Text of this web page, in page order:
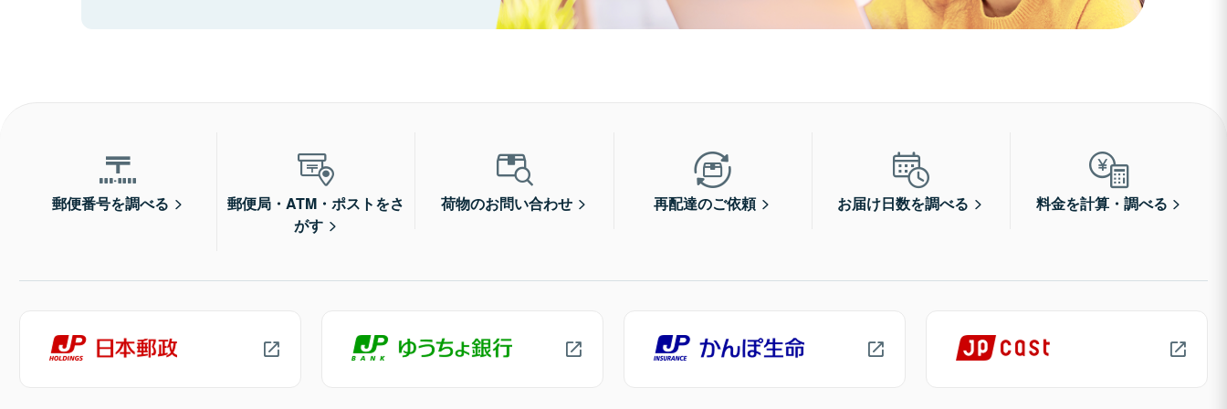
郵便番号を調べる
郵便局・ATM・ポストをさ
がす
荷物のお問い合わせ 再配達のご依頼 お届け日数を調べる 料金を計算・調べる